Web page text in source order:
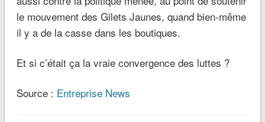
le mouvement des Gilets Jaunes, quand bien-même
il y a de la casse dans les boutiques.
Et si c’était ça la vraie convergence des luttes ?
Source : Entreprise News